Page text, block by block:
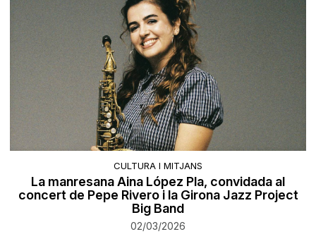
CULTURA I MITJANS
La manresana Aina López Pla, convidada al
concert de Pepe Rivero i la Girona Jazz Project
Big Band
02/03/2026